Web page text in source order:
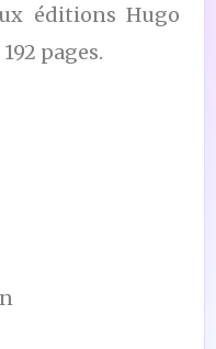
éditions Hugo
pages.